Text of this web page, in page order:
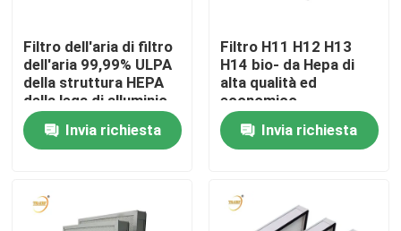
Filtro profondo dalla piega HEPA
Pre filtro dell'aria
Filtro dell'aria di filtro
dell'aria 99,99% ULPA
della struttura HEPA
della lega di alluminio
Invia richiesta
Filtro H11 H12 H13
H14 bio- da Hepa di
alta qualità ed
economico
Invia richiesta